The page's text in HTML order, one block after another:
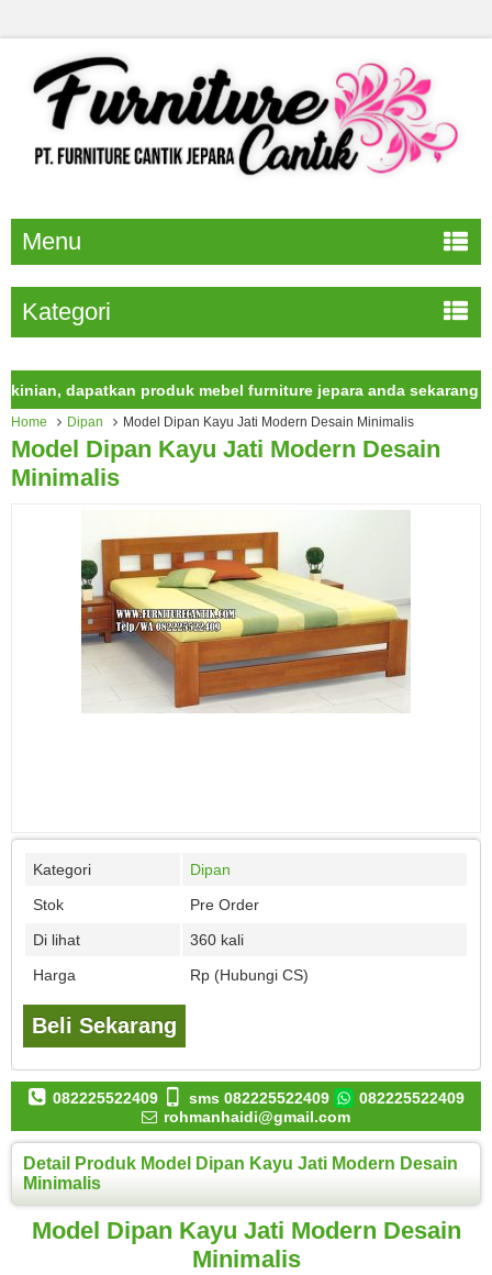
Menu
Kategori
produk mebel furniture jepara anda sekarang juga.
Home Dipan Model Dipan Kayu Jati Modern Desain Minimalis
Model Dipan Kayu Jati Modern Desain
Minimalis
Kategori
Dipan
Stok
Pre Order
Di lihat
360 kali
Harga
Rp (Hubungi CS)
Beli Sekarang
082225522409 sms 082225522409
082225522409
rohmanhaidi@gmail.com
Detail Produk Model Dipan Kayu Jati Modern Desain
Minimalis
Model Dipan Kayu Jati Modern Desain
Minimalis